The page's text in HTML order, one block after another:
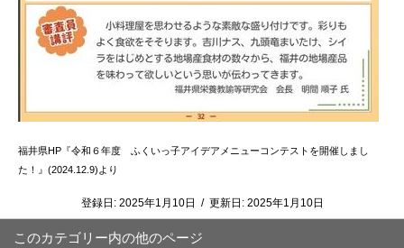
福井県HP『令和６年度 ふくいっ子アイデアメニューコンテストを開催しまし
た！』(2024.12.9)より
登録日: 2025年1月10日 / 更新日: 2025年1月10日
このカテゴリー内の他のページ